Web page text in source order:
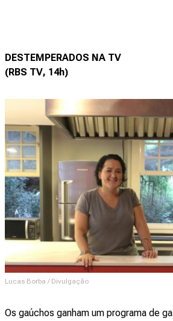
DESTEMPERADOS NA TV
(RBS TV, 14h)
Lucas Borba / Divulgação
Os gaúchos ganham um programa de